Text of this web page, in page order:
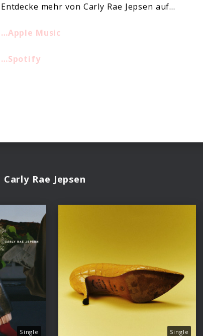
Entdecke mehr von Carly Rae Jepsen auf…
…Apple Music
…Spotify
Rae Jepsen
Single Single